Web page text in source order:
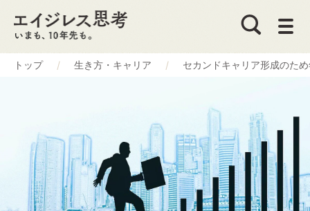
トップ 生き方・キャリア セカンドキャリア形成のた